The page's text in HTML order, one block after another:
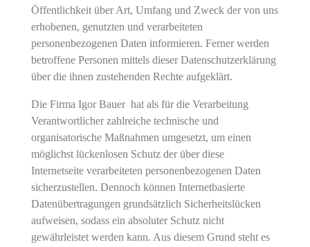
Öffentlichkeit über Art, Umfang und Zweck der von uns
erhobenen, genutzten und verarbeiteten
personenbezogenen Daten informieren. Ferner werden
betroffene Personen mittels dieser Datenschutzerklärung
über die ihnen zustehenden Rechte aufgeklärt.
Die Firma Igor Bauer hat als für die Verarbeitung
Verantwortlicher zahlreiche technische und
organisatorische Maßnahmen umgesetzt, um einen
möglichst lückenlosen Schutz der über diese
Internetseite verarbeiteten personenbezogenen Daten
sicherzustellen. Dennoch können Internetbasierte
Datenübertragungen grundsätzlich Sicherheitslücken
aufweisen, sodass ein absoluter Schutz nicht
gewährleistet werden kann. Aus diesem Grund steht es